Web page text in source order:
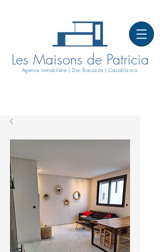
Agence immobilière | Dar Bouazza | Casablanca
Les Maisons de Patricia